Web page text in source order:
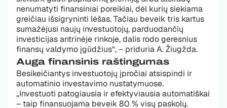
nenumatyti finansiniai poreikiai, dėl kurių siekiama
greičiau išsigryninti lėšas. Tačiau beveik tris kartus
sumažėjusi naujų investuotojų, parduodančių
investicijas antrinėje rinkoje, dalis rodo geresnius
finansų valdymo įgūdžius“, – priduria A. Žiugžda.
Auga finansinis raštingumas
Besikeičiantys investuotojų įpročiai atsispindi ir
automatinio investavimo nustatymuose.
„Investuoti patogiausia ir efektyviausia automatiškai
– taip finansuojama beveik 80 % visų paskolų.